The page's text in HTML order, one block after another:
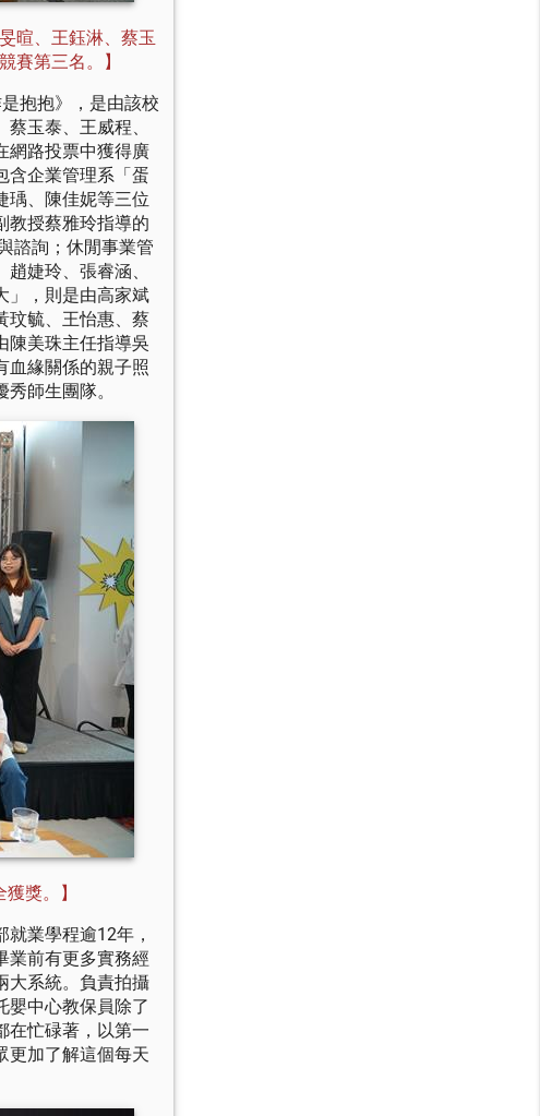
暄、王鈺淋、蔡玉
賽第三名。】
抱抱》，是由該校
玉泰、王威程、
網路投票中獲得廣
含企業管理系「蛋
瑀、陳佳妮等三位
教授蔡雅玲指導的
諮詢；休閒事業管
婕玲、張睿涵、
」，則是由高家斌
玟毓、王怡惠、蔡
陳美珠主任指導吳
血緣關係的親子照
師生團隊。
獎。】
業學程逾12年，
業前有更多實務經
大系統。負責拍攝
嬰中心教保員除了
在忙碌著，以第一
更加了解這個每天